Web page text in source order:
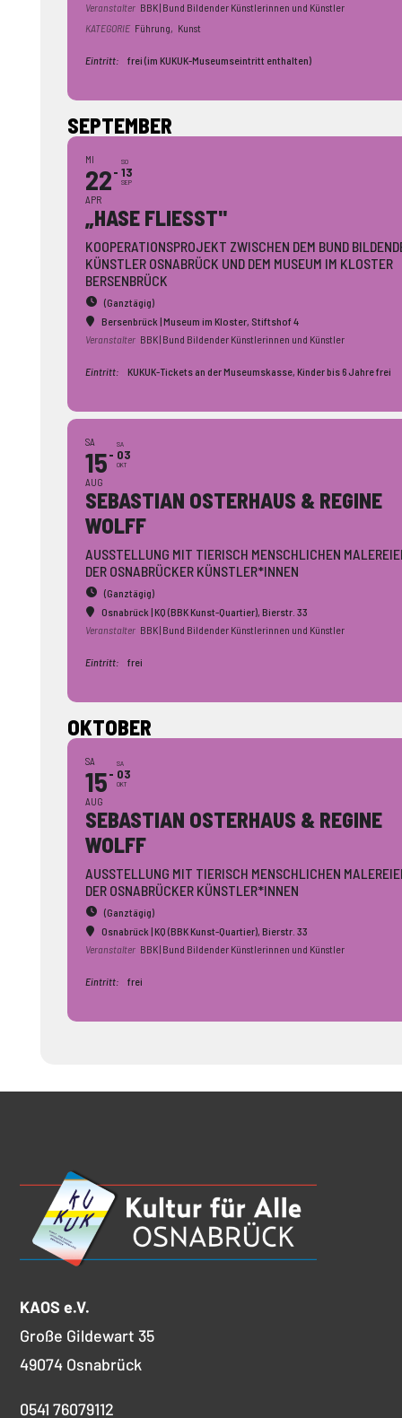
Veranstalter BBK | Bund Bildender Künstlerinnen und Künstler
KATEGORIE Führung, Kunst
Eintritt: frei (im KUKUK-Museumseintritt enthalten)
SEPTEMBER
MI
22
APR
SO
13
SEP
„HASE FLIESST"
KOOPERATIONSPROJEKT ZWISCHEN DEM BUND
KÜNSTLER OSNABRÜCK UND DEM MUSEUM IM KLOSTER
BERSENBRÜCK
(Ganztägig)
Bersenbrück | Museum im Kloster, Stiftshof 4
Veranstalter BBK | Bund Bildender Künstlerinnen und Künstler
Eintritt: KUKUK-Tickets an der Museumskasse, Kinder bis 6 Jahre frei
SA
15
AUG
SA
03
OKT
SEBASTIAN OSTERHAUS & REGINE
WOLFF
AUSSTELLUNG MIT TIERISCH MENSCHLICHEN
DER OSNABRÜCKER KÜNSTLER*INNEN
(Ganztägig)
Osnabrück | KQ (BBK Kunst-Quartier), Bierstr. 33
Veranstalter BBK | Bund Bildender Künstlerinnen und Künstler
Eintritt: frei
OKTOBER
SA
15
AUG
SA
03
OKT
SEBASTIAN OSTERHAUS & REGINE
WOLFF
AUSSTELLUNG MIT TIERISCH MENSCHLICHEN
DER OSNABRÜCKER KÜNSTLER*INNEN
(Ganztägig)
Osnabrück | KQ (BBK Kunst-Quartier), Bierstr. 33
Veranstalter BBK | Bund Bildender Künstlerinnen und Künstler
Eintritt: frei
KAOS e.V.
Große Gildewart 35
49074 Osnabrück
0541 76079112